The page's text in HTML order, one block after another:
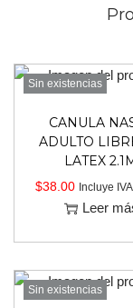
Sin existencias
CANULA
ADULTO
LATEX
$38.00 Incluye
Leer
Sin existencias